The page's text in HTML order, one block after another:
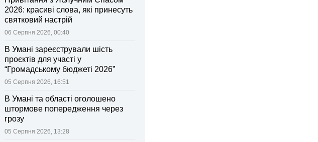
2026: красиві слова, які принесуть
святковий настрій
06 Серпня 2026, 00:40
В Умані зареєстрували шість
проєктів для участі у
“Громадському бюджеті 2026”
05 Серпня 2026, 16:51
В Умані та області оголошено
штормове попередження через
грозу
05 Серпня 2026, 13:28